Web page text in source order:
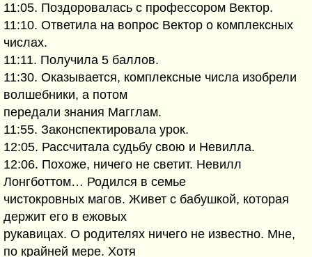
11:05. Поздоровалась с профессором Вектор.
11:10. Ответила на вопрос Вектор о комплексных
числах.
11:11. Получила 5 баллов.
11:30. Оказывается, комплексные числа изобрели
волшебники, а потом
передали знания Магглам.
11:55. Законспектировала урок.
12:05. Рассчитала судьбу свою и Невилла.
12:06. Похоже, ничего не светит. Невилл
Лонгботтом… Родился в семье
чистокровных магов. Живет с бабушкой, которая
держит его в ежовых
рукавицах. О родителях ничего не известно. Мне,
по крайней мере. Хотя